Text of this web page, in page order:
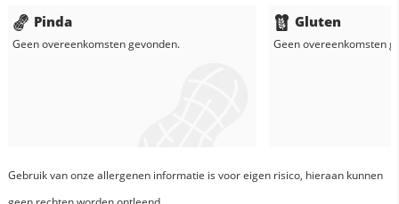
Pinda
Geen overeenkomsten gevonden.
Gluten
Geen overeenkomsten
Gebruik van onze allergenen informatie is voor eigen risico, hieraan kunnen